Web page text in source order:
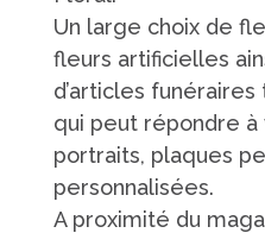
Un large choix de
fleurs artificielles
d’articles
qui peut répondre
portraits, plaques
personnalisées.
A proximité du